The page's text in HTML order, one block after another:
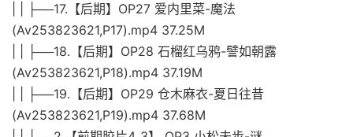
| | ├──17.【后期】OP27 爱内里菜-魔法
(Av253823621,P17).mp4 37.25M
| | ├──18.【后期】OP28 石榴红乌鸦-譬如朝露
(Av253823621,P18).mp4 37.19M
| | ├──19.【后期】OP29 仓木麻衣-夏日往昔
(Av253823621,P19).mp4 37.68M